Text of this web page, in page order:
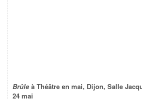
Brûle à Théâtre en mai, Dijon, Salle
24 mai